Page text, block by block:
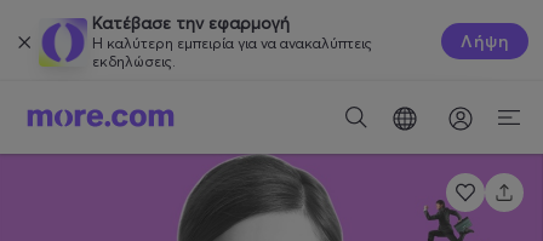
Κατέβασε την εφαρμογή
Η καλύτερη εμπειρία για να ανακαλύπτεις
εκδηλώσεις.
Λήψη